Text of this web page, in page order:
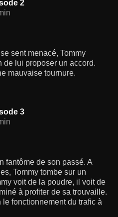
2
sent menacé, Tommy
de lui proposer un accord.
mauvaise tournure.
3
fantôme de son passé. A
Tommy tombe sur un
voit de la poudre, il voit de
à profiter de sa trouvaille.
le fonctionnement du trafic à